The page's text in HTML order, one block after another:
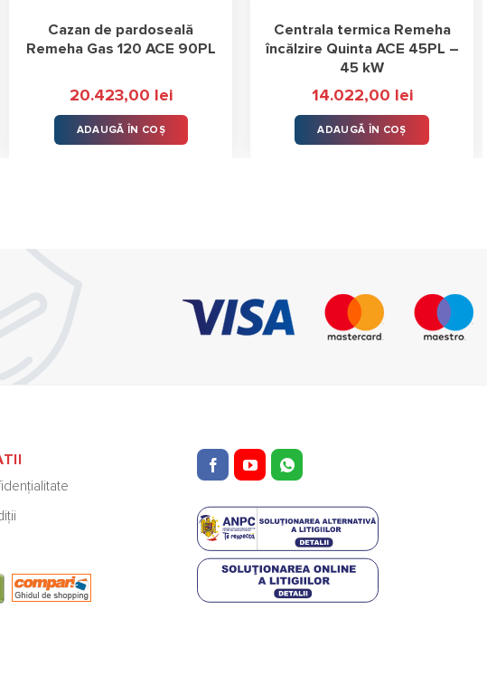
Cazan de pardoseală
Remeha Gas 120 ACE 90PL
20.423,00 lei
ADAUGĂ ÎN COȘ
Centrala termica Remeha
încălzire Quinta ACE 45PL –
45 kW
14.022,00 lei
ADAUGĂ ÎN COȘ